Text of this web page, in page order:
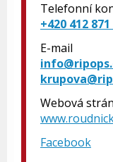
Telefonní
+420 412
E-mail
Webová
Facebook